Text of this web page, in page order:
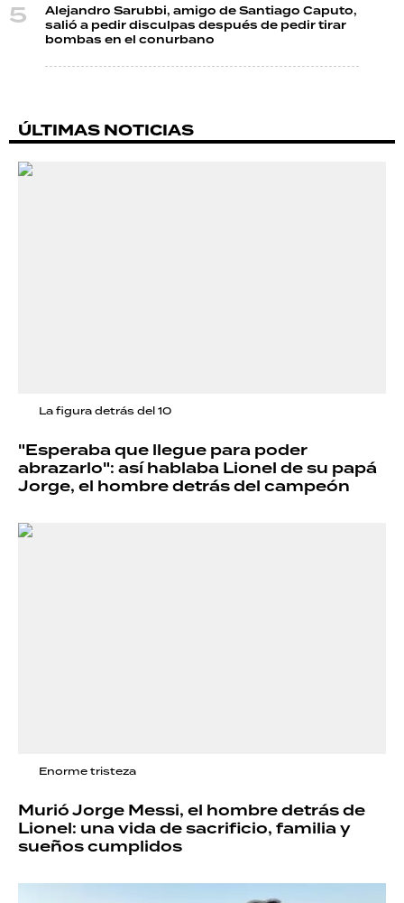
Alejandro Sarubbi, amigo de Santiago Caputo,
salió a pedir disculpas después de pedir tirar
bombas en el conurbano
ÚLTIMAS NOTICIAS
La figura detrás del 10
"Esperaba que llegue para poder
abrazarlo": así hablaba Lionel de su papá
Jorge, el hombre detrás del campeón
Enorme tristeza
Murió Jorge Messi, el hombre detrás de
Lionel: una vida de sacrificio, familia y
sueños cumplidos